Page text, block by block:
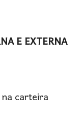
E EXTERNA
carteira